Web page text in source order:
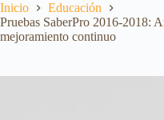
Inicio
Educación
Pruebas SaberPro 2016-2018:
mejoramiento continuo